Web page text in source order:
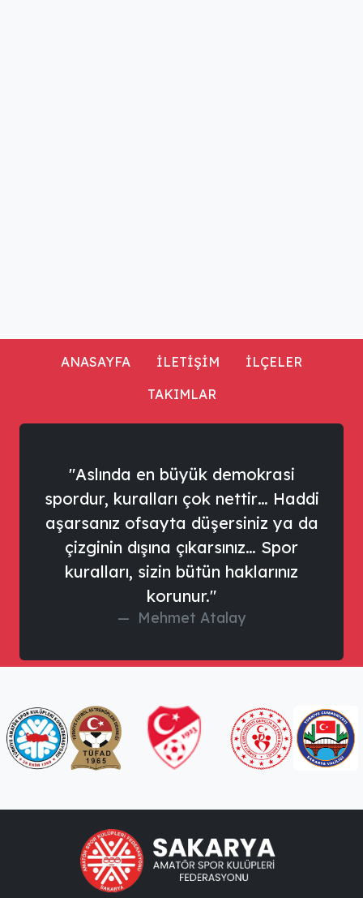
ANASAYFA İLETİŞİM
İLÇELER
TAKIMLAR
"Aslında en büyük demokrasi
spordur, kuralları çok nettir… Haddi
aşarsanız ofsayta düşersiniz ya da
çizginin dışına çıkarsınız… Spor
kuralları, sizin bütün haklarınız
korunur."
Mehmet Atalay